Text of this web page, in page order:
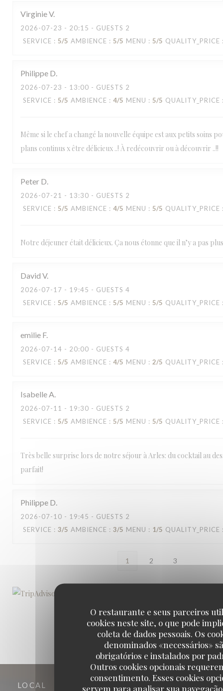
O restaurante e seus parceiros
cookies neste site, o que pode
coleta de dados pessoais. Os
denominados «necessários»
obrigatórios e instalados por
Outros cookies opcionais
consentimento. Esses cookies
servem para analisar sua
VirginieV
2026-07-23 - 20:15 - GUESTS 2
SERVICE : 5/5 AMBIENCE : 5/5 MENU : 5/5 QUALITY_PRICE
Philippe D
2026-07-23 - 13:00 - GUESTS 2
SERVICE : 5/5 AMBIENCE : 4/5 MENU : 5/5 QUALITY_PRICE
Même si le chef a changé la nouvelle équipe est aux petits soins
plans continus x être délicieux ..! À redécouvrir ou à découvrir ..!!
Peter D
2026-07-21 - 13:30 - GUESTS 2
SERVICE : 5/5 AMBIENCE : 4/5 MENU : 5/5 QUALITY_PRICE
Notre déjeuner était délicieux. Ça nous étonne que il n’y a pas
David V
2026-07-17 - 19:45 - GUESTS 4
SERVICE : 5/5 AMBIENCE : 5/5 MENU : 5/5 QUALITY_PRICE
emilie F
2026-07-14 - 20:00 - GUESTS 4
SERVICE : 5/5 AMBIENCE : 4/5 MENU : 2/5 QUALITY_PRICE
IsabelleA
2026-07-11 - 19:30 - GUESTS 2
SERVICE : 5/5 AMBIENCE : 5/5 MENU : 5/5 QUALITY_PRICE
Très belle surprise lors de notre séjour à Arles: du cocktail au
parfait!
Philippe D
2026-07-10 - 19:45 - GUESTS 2
SERVICE : 3/5 AMBIENCE : 3/5 MENU : 1/5 QUALITY_PRICE
1 2 3
LOCAL